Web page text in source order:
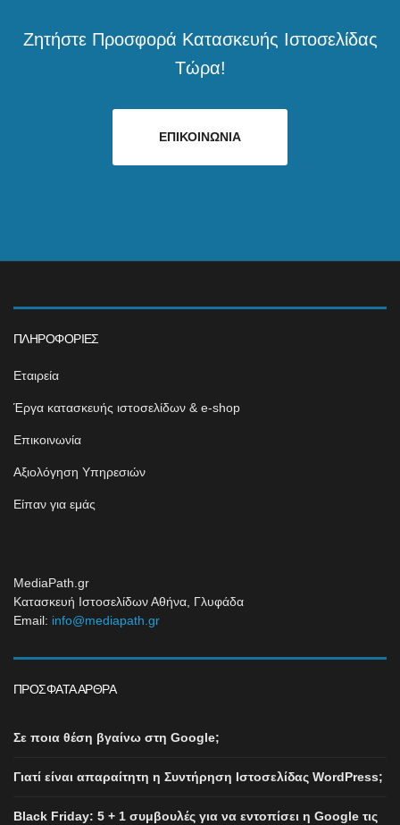
Ζητήστε Προσφορά Κατασκευής Ιστοσελίδας
Τώρα!
ΕΠΙΚΟΙΝΩΝΙΑ
ΠΛΗΡΟΦΟΡΊΕΣ
Εταιρεία
Έργα κατασκευής ιστοσελίδων & e-shop
Επικοινωνία
Αξιολόγηση Υπηρεσιών
Είπαν για εμάς
MediaPath.gr
Κατασκευή Ιστοσελίδων Αθήνα, Γλυφάδα
Email: info@mediapath.gr
ΠΡΌΣΦΑΤΑ ΆΡΘΡΑ
Σε ποια θέση βγαίνω στη Google;
Γιατί είναι απαραίτητη η Συντήρηση Ιστοσελίδας WordPress;
Black Friday: 5 + 1 συμβουλές για να εντοπίσει η Google τις